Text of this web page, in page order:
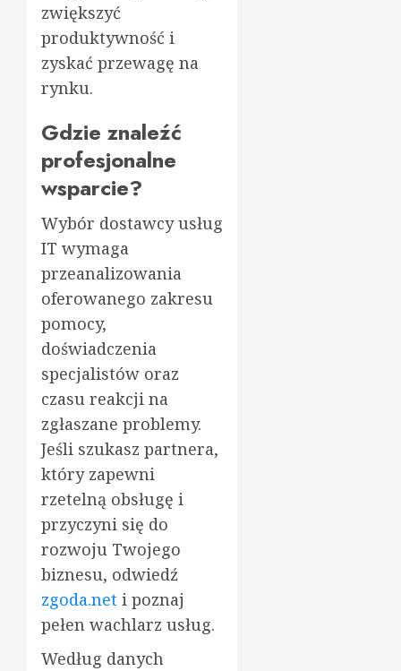
zwiększyć
produktywność i
zyskać przewagę na
rynku.
Gdzie znaleźć
profesjonalne
wsparcie?
Wybór dostawcy usług
IT wymaga
przeanalizowania
oferowanego zakresu
pomocy,
doświadczenia
specjalistów oraz
czasu reakcji na
zgłaszane problemy.
Jeśli szukasz partnera,
który zapewni
rzetelną obsługę i
przyczyni się do
rozwoju Twojego
biznesu, odwiedź
zgoda.net i poznaj
pełen wachlarz usług.
Według danych